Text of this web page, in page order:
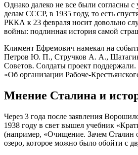
Однако далеко не все были согласны
делам СССР, в 1935 году, то есть
РККА к 23 февраля носит довольно
войны: подлинная история самой
Климент Ефремович намекал на
Петров Ю. П., Стручков А. А., Шатагин
Советов. Солдаты проект поддержали.
«Об организации Рабоче-
Мнение Сталина и
Через 3 года после заявления
1938 году в свет вышел учебник
(например, «Очищение. Зачем Сталин
озеро, которое можно было обойти с